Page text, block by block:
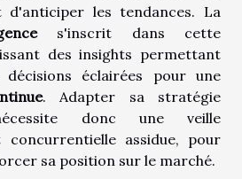
d'anticiper les tendances. La
s'inscrit dans cette
des insights permettant
éclairées pour une
. Adapter sa stratégie
donc une veille
concurrentielle assidue, pour
sa position sur le marché.